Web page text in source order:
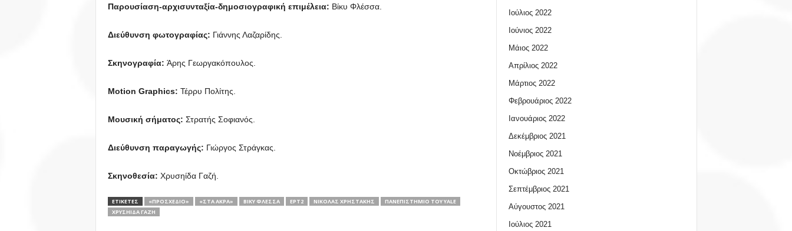
Παρουσίαση-αρχισυνταξία-δημοσιογραφική επιμέλεια: Βίκυ Φλέσσα.
Διεύθυνση φωτογραφίας: Γιάννης Λαζαρίδης.
Σκηνογραφία: Άρης Γεωργακόπουλος.
Motion Graphics: Τέρρυ Πολίτης.
Μουσική σήματος: Στρατής Σοφιανός.
Διεύθυνση παραγωγής: Γιώργος Στράγκας.
Σκηνοθεσία: Χρυσηίδα Γαζή.
ΕΤΙΚΕΤΕΣ «ΠΡΟΣΧΈΔΙΟ» «ΣΤΑ ΆΚΡΑ» ΒΊΚΥ ΦΛΈΣΣΑ ΕΡΤ2 ΝΙΚΌΛΑΣ ΧΡΗΣΤΆΚΗΣ
ΠΑΝΕΠΙΣΤΉΜΙΟ ΤΟΥ YALE
ΧΡΥΣΗΊΔΑ ΓΑΖΉ
Ιούλιος 2022
Ιούνιος 2022
Μάιος 2022
Απρίλιος 2022
Μάρτιος 2022
Φεβρουάριος 2022
Ιανουάριος 2022
Δεκέμβριος 2021
Νοέμβριος 2021
Οκτώβριος 2021
Σεπτέμβριος 2021
Αύγουστος 2021
Ιούλιος 2021